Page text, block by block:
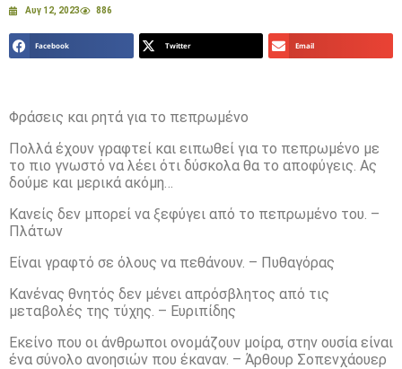
Αυγ 12, 2023 886
Facebook Twitter Email
Φράσεις και ρητά για το πεπρωμένο
Πολλά έχουν γραφτεί και ειπωθεί για το πεπρωμένο με
το πιο γνωστό να λέει ότι δύσκολα θα το αποφύγεις. Ας
δούμε και μερικά ακόμη…
Κανείς δεν μπορεί να ξεφύγει από το πεπρωμένο του. –
Πλάτων
Είναι γραφτό σε όλους να πεθάνουν. – Πυθαγόρας
Κανένας θνητός δεν μένει απρόσβλητος από τις
μεταβολές της τύχης. – Ευριπίδης
Εκείνο που οι άνθρωποι ονομάζουν μοίρα, στην ουσία είναι
ένα σύνολο ανοησιών που έκαναν. – Άρθουρ Σοπενχάουερ